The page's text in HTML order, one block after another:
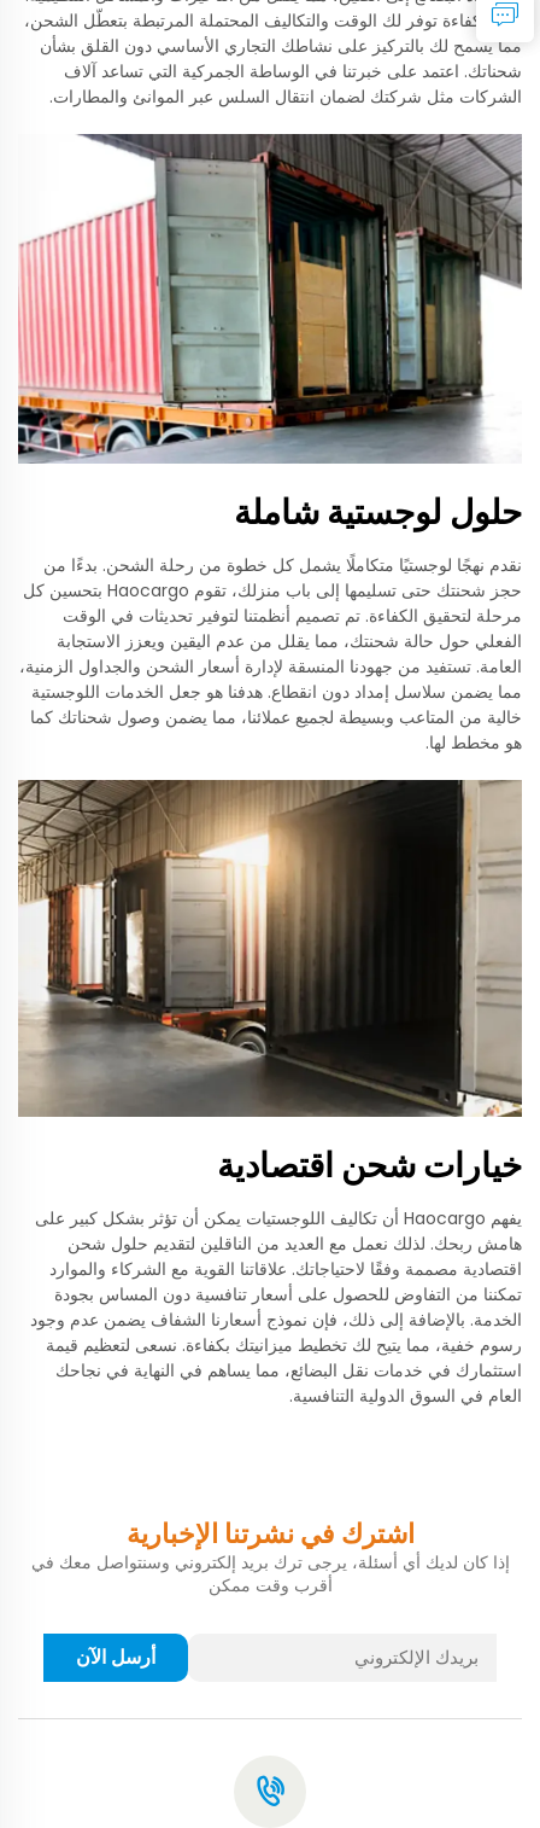
هذه الكفاءة توفر لك الوقت والتكاليف المحتملة المرتبطة بتعطّل الشحن،
مما يسمح لك بالتركيز على نشاطك التجاري الأساسي دون القلق بشأن
شحناتك. اعتمد على خبرتنا في الوساطة الجمركية التي تساعد آلاف
الشركات مثل شركتك لضمان انتقال السلس عبر الموانئ والمطارات.
حلول لوجستية شاملة
نقدم نهجًا لوجستيًا متكاملًا يشمل كل خطوة من رحلة الشحن. بدءًا من
حجز شحنتك حتى تسليمها إلى باب منزلك، تقوم Haocargo بتحسين كل
مرحلة لتحقيق الكفاءة. تم تصميم أنظمتنا لتوفير تحديثات في الوقت
الفعلي حول حالة شحنتك، مما يقلل من عدم اليقين ويعزز الاستجابة
العامة. تستفيد من جهودنا المنسقة لإدارة أسعار الشحن والجداول الزمنية،
مما يضمن سلاسل إمداد دون انقطاع. هدفنا هو جعل الخدمات اللوجستية
خالية من المتاعب وبسيطة لجميع عملائنا، مما يضمن وصول شحناتك كما
هو مخطط لها.
خيارات شحن اقتصادية
يفهم Haocargo أن تكاليف اللوجستيات يمكن أن تؤثر بشكل كبير على
هامش ربحك. لذلك نعمل مع العديد من الناقلين لتقديم حلول شحن
اقتصادية مصممة وفقًا لاحتياجاتك. علاقاتنا القوية مع الشركاء والموارد
تمكننا من التفاوض للحصول على أسعار تنافسية دون المساس بجودة
الخدمة. بالإضافة إلى ذلك، فإن نموذج أسعارنا الشفاف يضمن عدم وجود
رسوم خفية، مما يتيح لك تخطيط ميزانيتك بكفاءة. نسعى لتعظيم قيمة
استثمارك في خدمات نقل البضائع، مما يساهم في النهاية في نجاحك
العام في السوق الدولية التنافسية.
اشترك في نشرتنا الإخبارية
إذا كان لديك أي أسئلة، يرجى ترك بريد إلكتروني وسنتواصل معك في
أقرب وقت ممكن
أرسل الآن